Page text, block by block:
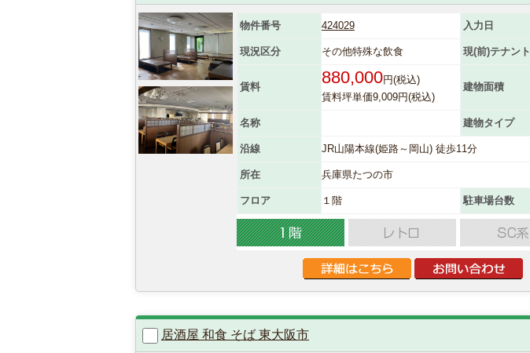
物件番号 424029 入力日
現況区分 その他特殊な飲食 現(前)テナント
賃料 880,000円(税込)
賃料坪単価9,009円(税込)
建物面積
名称 建物タイプ
沿線 JR山陽本線(姫路～岡山) 徒歩11分
所在 兵庫県たつの市
フロア １階 駐車場台数
居酒屋 和食 そば 東大阪市